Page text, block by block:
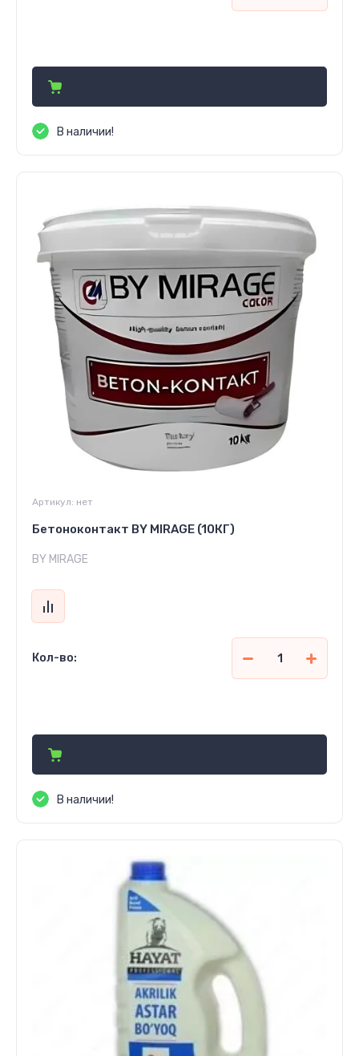
В наличии!
Артикул: нет
Бетоноконтакт BY MIRAGE (10КГ)
BY MIRAGE
Кол-во:
В наличии!